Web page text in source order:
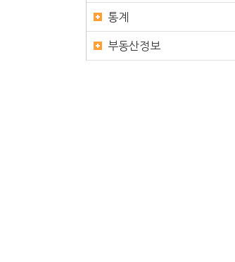
통계
부동산정보